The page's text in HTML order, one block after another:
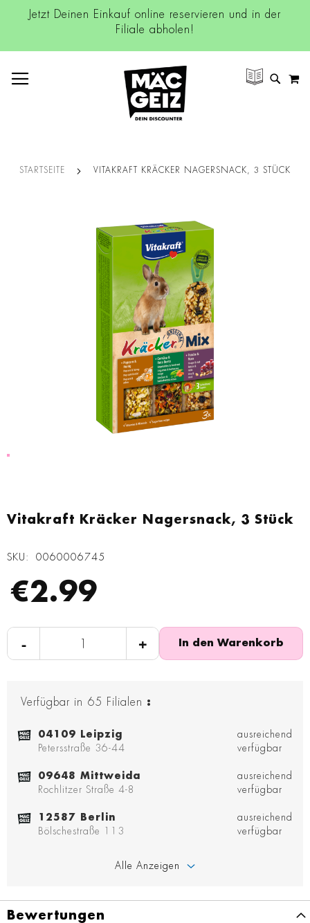
Jetzt Deinen Einkauf online reservieren und in der
Filiale abholen!
SUCHE
STARTSEITE VITAKRAFT KRÄCKER NAGERSNACK, 3 STÜCK
Vitakraft Kräcker Nagersnack, 3 Stück
SKU 0060006745
€2.99
- + In den Warenkorb
Verfügbar in 65 Filialen :
04109 Leipzig
Petersstraße 36-44
ausreichend
verfügbar
09648 Mittweida
Rochlitzer Straße 4-8
ausreichend
verfügbar
12587 Berlin
Bölschestraße 113
ausreichend
verfügbar
Alle Anzeigen
Anfang
springen
Bewertungen